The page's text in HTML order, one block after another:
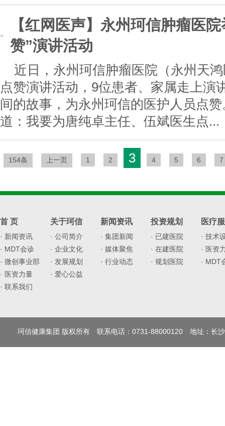
【红网医声】永州珂信肿瘤医
赞”演讲活动
近日，永州珂信肿瘤医院（永州天
点赞演讲活动，9位患者、家属走上演
间的故事，为永州珂信的医护人员点
道：我要为唐纯卓主任、伍斌医生点...
154条 上一页 1 2 3 4 5 6 7
首 页
· 新闻资讯
· MDT会诊
· 微创事业部
· 医资力量
· 联系我们
关于珂信
· 公司简介
· 企业文化
· 发展规划
· 爱心公益
新闻资讯
· 集团新闻
· 媒体聚焦
· 行业动态
投资规划
· 已建医院
· 在建医院
· 规划医院
医疗
· 技术
· 医资
· MDT
珂信健康集团 版权所有 联系电话：0731-88000120 地址：